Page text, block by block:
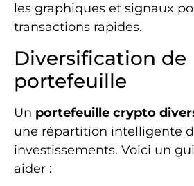
les graphiques et signaux
transactions rapides.
Diversification de
portefeuille
Un portefeuille crypto
une répartition intelligente
investissements. Voici un
aider :